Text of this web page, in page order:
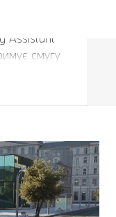
Assistant
смугу
км/год і
до
з